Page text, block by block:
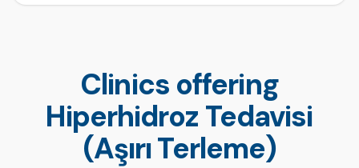
Clinics offering
Hiperhidroz Tedavisi
(Aşırı Terleme)